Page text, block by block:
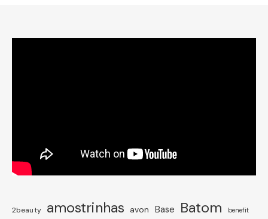
2beauty amostrinhas avon Base Batom benefit